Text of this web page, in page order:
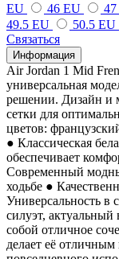
EU
46 EU
49.5 EU
50.5 EU
Связаться
Информация
Air Jordan 1 Mid
универсальная
решении. Дизайн и
сетки для
цветов:
● Классическая
обеспечивает
Современный
ходьбе ●
Универсальность в
силуэт, актуальный
собой отличное
делает её